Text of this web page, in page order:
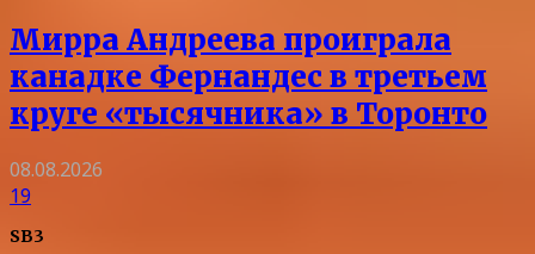
Мирра Андреева проиграла
канадке Фернандес в третьем
круге «тысячника» в Торонто
08.08.2026
19
SB3